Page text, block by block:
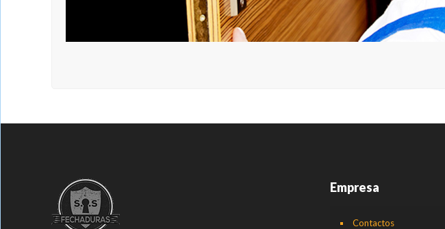
Empresa
Contactos